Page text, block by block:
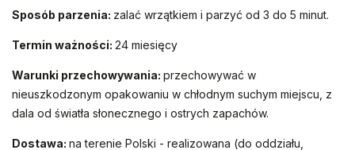
Sposób parzenia: zalać wrzątkiem i parzyć od 3 do 5 minut.
Termin ważności: 24 miesięcy
Warunki przechowywania: przechowywać w
nieuszkodzonym opakowaniu w chłodnym suchym miejscu, z
dala od światła słonecznego i ostrych zapachów.
Dostawa: na terenie Polski - realizowana (do oddziału,